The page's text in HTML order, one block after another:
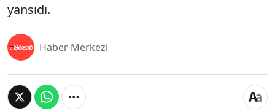
yansıdı.
Haber Merkezi